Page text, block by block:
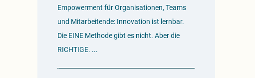
Empowerment für Organisationen, Teams
und Mitarbeitende: Innovation ist lernbar.
Die EINE Methode gibt es nicht. Aber die
RICHTIGE.